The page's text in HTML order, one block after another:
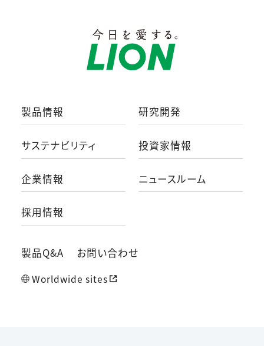
製品情報 研究開発
サステナビリティ 投資家情報
企業情報 ニュースルーム
採用情報
製品Q&A お問い合わせ
Worldwide sites